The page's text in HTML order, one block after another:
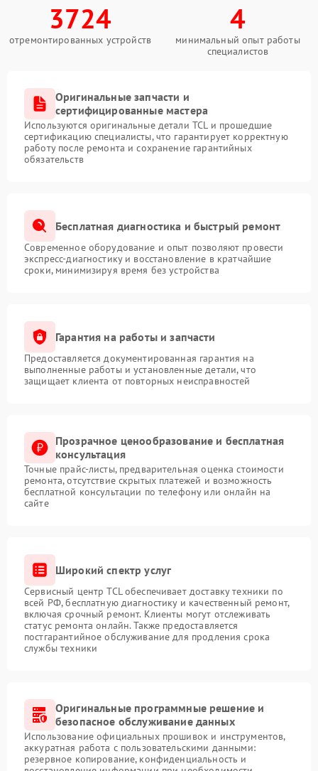
3724
отремонтированных устройств
4
минимальный опыт работы
специалистов
Оригинальные запчасти и
сертифицированные мастера
Используются оригинальные детали TCL и прошедшие
сертификацию специалисты, что гарантирует корректную
работу после ремонта и сохранение гарантийных
обязательств
Бесплатная диагностика и быстрый ремонт
Современное оборудование и опыт позволяют провести
экспресс-диагностику и восстановление в кратчайшие
сроки, минимизируя время без устройства
Гарантия на работы и запчасти
Предоставляется документированная гарантия на
выполненные работы и установленные детали, что
защищает клиента от повторных неисправностей
Прозрачное ценообразование и бесплатная
консультация
Точные прайс-листы, предварительная оценка стоимости
ремонта, отсутствие скрытых платежей и возможность
бесплатной консультации по телефону или онлайн на
сайте
Широкий спектр услуг
Сервисный центр TCL обеспечивает доставку техники по
всей РФ, бесплатную диагностику и качественный ремонт,
включая срочный ремонт. Клиенты могут отслеживать
статус ремонта онлайн. Также предоставляется
постгарантийное обслуживание для продления срока
службы техники
Оригинальные программные решение и
безопасное обслуживание данных
Использование официальных прошивок и инструментов,
аккуратная работа с пользовательскими данными:
резервное копирование, конфиденциальность и